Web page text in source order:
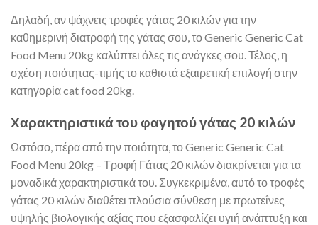
Δηλαδή, αν ψάχνεις τροφές γάτας 20 κιλών για την
καθημερινή διατροφή της γάτας σου, το Generic Generic Cat
Food Menu 20kg καλύπτει όλες τις ανάγκες σου. Τέλος, η
σχέση ποιότητας-τιμής το καθιστά εξαιρετική επιλογή στην
κατηγορία cat food 20kg.
Χαρακτηριστικά του φαγητού γάτας 20 κιλών
Ωστόσο, πέρα από την ποιότητα, το Generic Generic Cat
Food Menu 20kg – Τροφή Γάτας 20 κιλών διακρίνεται για τα
μοναδικά χαρακτηριστικά του. Συγκεκριμένα, αυτό το τροφές
γάτας 20 κιλών διαθέτει πλούσια σύνθεση με πρωτεΐνες
υψηλής βιολογικής αξίας που εξασφαλίζει υγιή ανάπτυξη και